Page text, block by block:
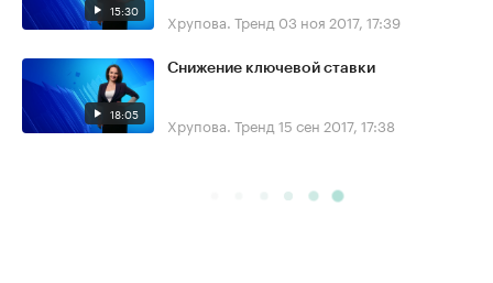
15:30 Хрупова. Тренд 03 ноя 2017, 17:39
18:05
Снижение ключевой ставки
Хрупова. Тренд 15 сен 2017, 17:38